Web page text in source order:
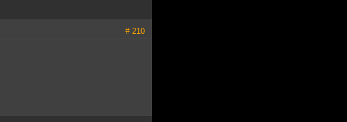
# 210